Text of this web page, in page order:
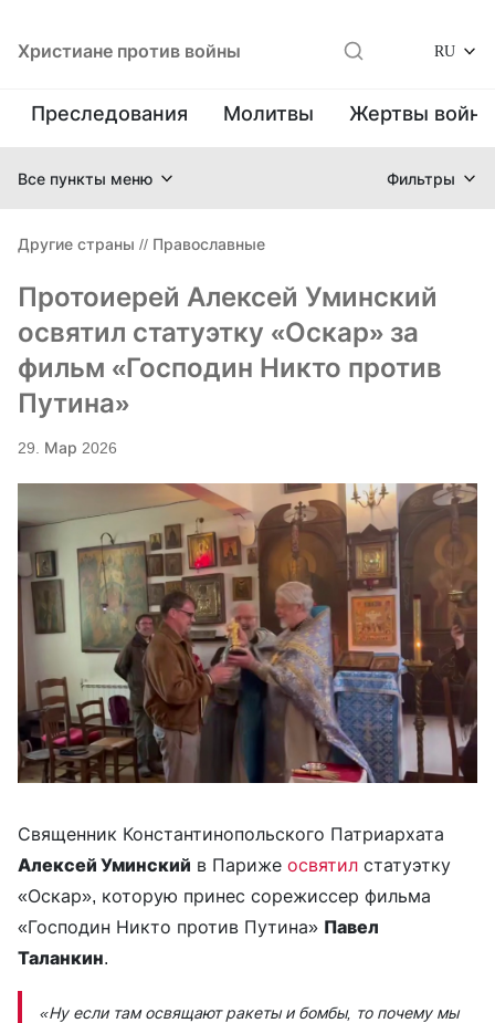
Христиане против войны RU
Преследования Молитвы Жертвы
Все пункты меню Фильтры
Другие страны // Православные
Протоиерей Алексей Уминский
освятил статуэтку «Оскар» за
фильм «Господин Никто против
Путина»
29. Мар 2026
Священник Константинопольского Патриархата
Алексей Уминский в Париже освятил статуэтку
«Оскар», которую принес сорежиссер фильма
«Господин Никто против Путина» Павел
Таланкин.
«Ну если там освящают ракеты и бомбы, то почему мы